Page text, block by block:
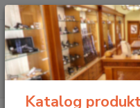
+420 225 375 800
Katalog